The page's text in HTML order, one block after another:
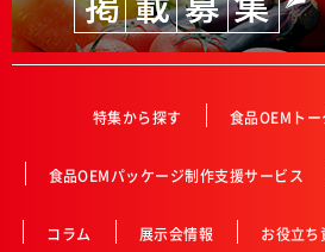
特集から探す 食品OEMト
食品OEMパッケージ制作支援サービス
コラム 展示会情報 お役立ち